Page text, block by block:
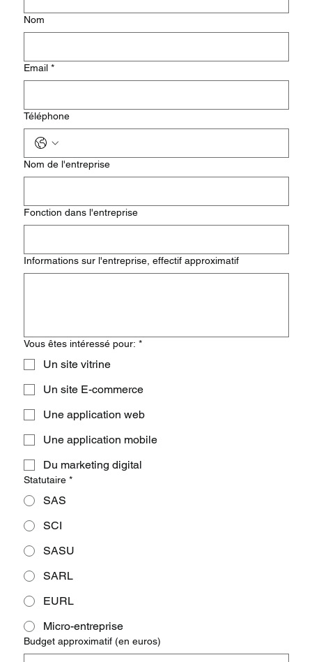
Nom
Email *
Téléphone
Nom de l'entreprise
Fonction dans l'entreprise
Informations sur l'entreprise, effectif approximatif
Vous êtes intéressé pour: *
Un site vitrine
Un site E-commerce
Une application web
Une application mobile
Du marketing digital
Statutaire *
SAS
SCI
SASU
SARL
EURL
Micro-entreprise
Budget approximatif (en euros)